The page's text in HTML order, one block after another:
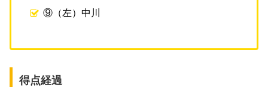
⑨（左）中川
得点経過